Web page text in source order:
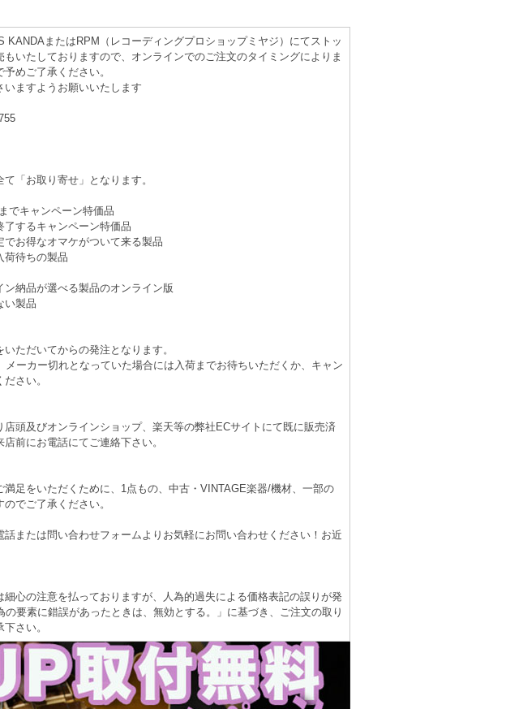
KANDAまたはRPM（レコーディングプロショップミヤジ）にてストッ
いたしておりますので、オンラインでのご注文のタイミングによりま
めご了承ください。
ますようお願いいたします
「お取り寄せ」となります。
でキャンペーン特価品
了するキャンペーン特価品
お得なオマケがついて来る製品
荷待ちの製品
納品が選べる製品のオンライン版
い製品
ただいてからの発注となります。
ーカー切れとなっていた場合には入荷までお待ちいただくか、キャン
さい。
頭及びオンラインショップ、楽天等の弊社ECサイトにて既に販売済
前にお電話にてご連絡下さい。
足をいただくために、1点もの、中古・VINTAGE楽器/機材、一部の
でご了承ください。
または問い合わせフォームよりお気軽にお問い合わせください！お近
心の注意を払っておりますが、人為的過失による価格表記の誤りが発
要素に錯誤があったときは、無効とする。」に基づき、ご注文の取り
さい。